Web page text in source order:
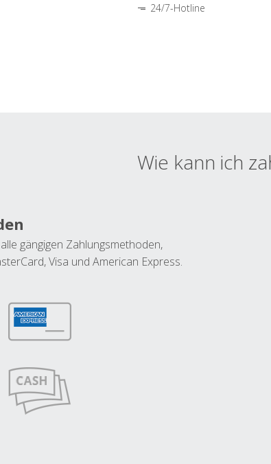
24/7-Hotline
Wie kann ich
gängigen Zahlungsmethoden,
Visa und American Express.